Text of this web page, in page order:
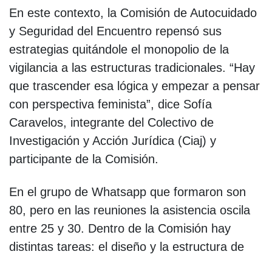
En este contexto, la Comisión de Autocuidado
y Seguridad del Encuentro repensó sus
estrategias quitándole el monopolio de la
vigilancia a las estructuras tradicionales. “Hay
que trascender esa lógica y empezar a pensar
con perspectiva feminista”, dice Sofía
Caravelos, integrante del Colectivo de
Investigación y Acción Jurídica (Ciaj) y
participante de la Comisión.
En el grupo de Whatsapp que formaron son
80, pero en las reuniones la asistencia oscila
entre 25 y 30. Dentro de la Comisión hay
distintas tareas: el diseño y la estructura de